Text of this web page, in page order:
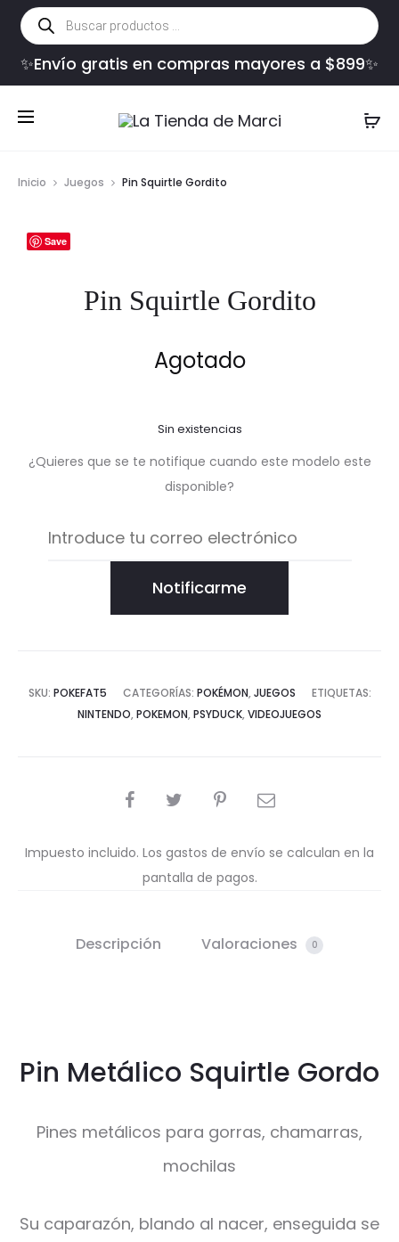
Búsqueda
de
productos
✨Envío gratis en compras mayores a $899✨
Inicio Juegos Pin Squirtle Gordito
Save
Pin Squirtle Gordito
Agotado
Sin existencias
¿Quieres que se te notifique cuando este modelo este
disponible?
Notificarme
SKU: POKEFAT5 CATEGORÍAS: POKÉMON, JUEGOS
ETIQUETAS:
NINTENDO, POKEMON, PSYDUCK, VIDEOJUEGOS
COMPARTIR
Impuesto incluido. Los gastos de envío se calculan en la
pantalla de pagos.
Descripción Valoraciones 0
Pin Metálico Squirtle Gordo
Pines metálicos para gorras, chamarras,
mochilas
Su caparazón, blando al nacer, enseguida se